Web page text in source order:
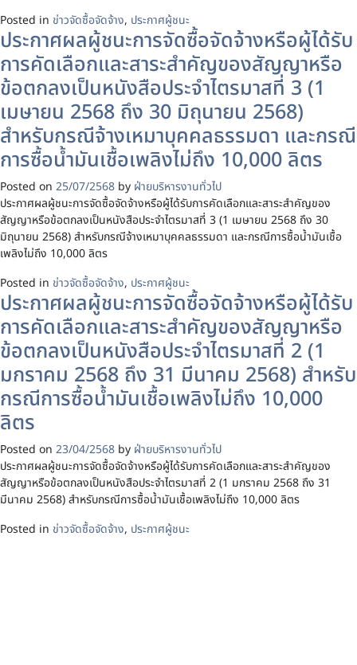
Posted in ข่าวจัดซื้อจัดจ้าง, ประกาศผู้ชนะ
ประกาศผลผู้ชนะการจัดซื้อจัดจ้างหรือผู้ได้รับ
การคัดเลือกและสาระสำคัญของสัญญาหรือ
ข้อตกลงเป็นหนังสือประจำไตรมาสที่ 3 (1
เมษายน 2568 ถึง 30 มิถุนายน 2568)
สำหรับกรณีจ้างเหมาบุคคลธรรมดา และกรณี
การซื้อน้ำมันเชื้อเพลิงไม่ถึง 10,000 ลิตร
Posted on 25/07/2568 by ฝ่ายบริหารงานทั่วไป
ประกาศผลผู้ชนะการจัดซื้อจัดจ้างหรือผู้ได้รับการคัดเลือกและสาระสำคัญของ
สัญญาหรือข้อตกลงเป็นหนังสือประจำไตรมาสที่ 3 (1 เมษายน 2568 ถึง 30
มิถุนายน 2568) สำหรับกรณีจ้างเหมาบุคคลธรรมดา และกรณีการซื้อน้ำมันเชื้อ
เพลิงไม่ถึง 10,000 ลิตร
Posted in ข่าวจัดซื้อจัดจ้าง, ประกาศผู้ชนะ
ประกาศผลผู้ชนะการจัดซื้อจัดจ้างหรือผู้ได้รับ
การคัดเลือกและสาระสำคัญของสัญญาหรือ
ข้อตกลงเป็นหนังสือประจำไตรมาสที่ 2 (1
มกราคม 2568 ถึง 31 มีนาคม 2568) สำหรับ
กรณีการซื้อน้ำมันเชื้อเพลิงไม่ถึง 10,000
ลิตร
Posted on 23/04/2568 by ฝ่ายบริหารงานทั่วไป
ประกาศผลผู้ชนะการจัดซื้อจัดจ้างหรือผู้ได้รับการคัดเลือกและสาระสำคัญของ
สัญญาหรือข้อตกลงเป็นหนังสือประจำไตรมาสที่ 2 (1 มกราคม 2568 ถึง 31
มีนาคม 2568) สำหรับกรณีการซื้อน้ำมันเชื้อเพลิงไม่ถึง 10,000 ลิตร
Posted in ข่าวจัดซื้อจัดจ้าง, ประกาศผู้ชนะ